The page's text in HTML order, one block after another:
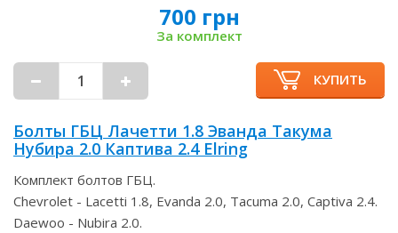
700 грн
За комплект
КУПИТЬ
Болты ГБЦ Лачетти 1.8 Эванда Такума
Нубира 2.0 Каптива 2.4 Elring
Комплект болтов ГБЦ.
Chevrolet - Lacetti 1.8, Evanda 2.0, Tacuma 2.0, Captiva 2.4.
Daewoo - Nubira 2.0.